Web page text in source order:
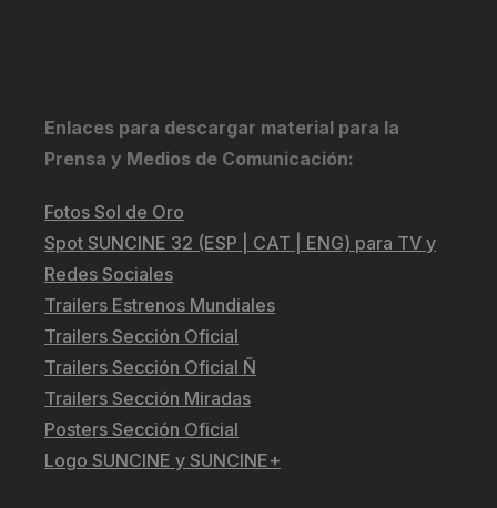
Enlaces para descargar material para la
Prensa y Medios de Comunicación:
Fotos Sol de Oro
Spot SUNCINE 32 (ESP | CAT | ENG) para TV y
Redes Sociales
Trailers Estrenos Mundiales
Trailers Sección Oficial
Trailers Sección Oficial Ñ
Trailers Sección Miradas
Posters Sección Oficial
Logo SUNCINE y SUNCINE+